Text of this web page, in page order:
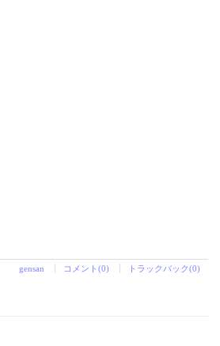
gensan コメント(0) トラックバック(0)